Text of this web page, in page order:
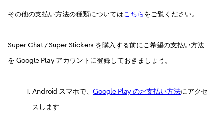
その他の支払い方法の種類についてはこちらをご覧ください。
Super Chat / Super Stickers を購入する前にご希望の支払い方法
を Google Play アカウントに登録しておきましょう。
Android スマホで、 Google Play のお支払い方法にアクセ
スします